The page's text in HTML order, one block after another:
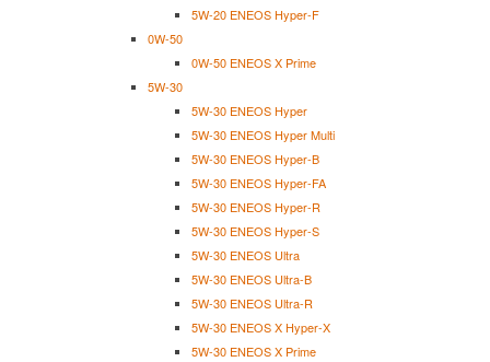
5W-20 ENEOS Hyper-F
0W-50
0W-50 ENEOS X Prime
5W-30
5W-30 ENEOS Hyper
5W-30 ENEOS Hyper Multi
5W-30 ENEOS Hyper-B
5W-30 ENEOS Hyper-FA
5W-30 ENEOS Hyper-R
5W-30 ENEOS Hyper-S
5W-30 ENEOS Ultra
5W-30 ENEOS Ultra-B
5W-30 ENEOS Ultra-R
5W-30 ENEOS X Hyper-X
5W-30 ENEOS X Prime